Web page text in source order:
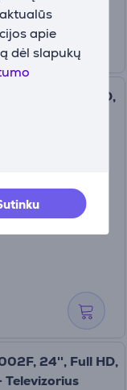
apie
dėl slapukų
40'', FullHD,
24'', Full HD,
Televizorius